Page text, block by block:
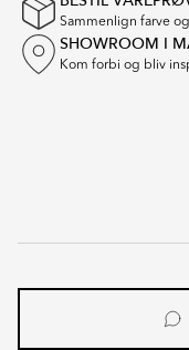
Sammenlign farve
SHOWROOM I
Kom forbi og bliv